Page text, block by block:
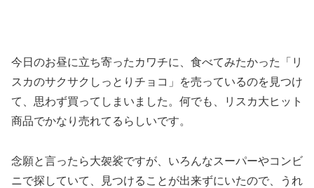
今日のお昼に立ち寄ったカワチに、食べてみたかった「リ
スカのサクサクしっとりチョコ」を売っているのを見つけ
て、思わず買ってしまいました。何でも、リスカ大ヒット
商品でかなり売れてるらしいです。
念願と言ったら大袈裟ですが、いろんなスーパーやコンビ
ニで探していて、見つけることが出来ずにいたので、うれ